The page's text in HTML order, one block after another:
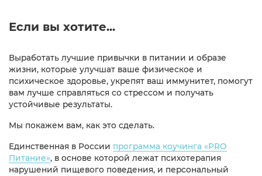
Если вы хотите...
Выработать лучшие привычки в питании и образе
жизни, которые улучшат ваше физическое и
психическое здоровье, укрепят ваш иммунитет, помогут
вам лучше справляться со стрессом и получать
устойчивые результаты.
Мы покажем вам, как это сделать.
Единственная в России программа коучинга «PRO
Питание», в основе которой лежат психотерапия
нарушений пищевого поведения, и персональный